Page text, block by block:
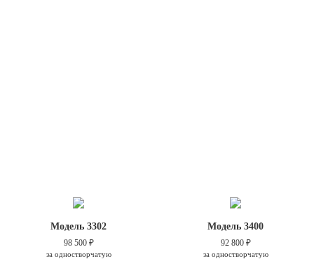
Модель 3302
98 500 ₽
за одностворчатую
Модель 3400
92 800 ₽
за одностворчатую